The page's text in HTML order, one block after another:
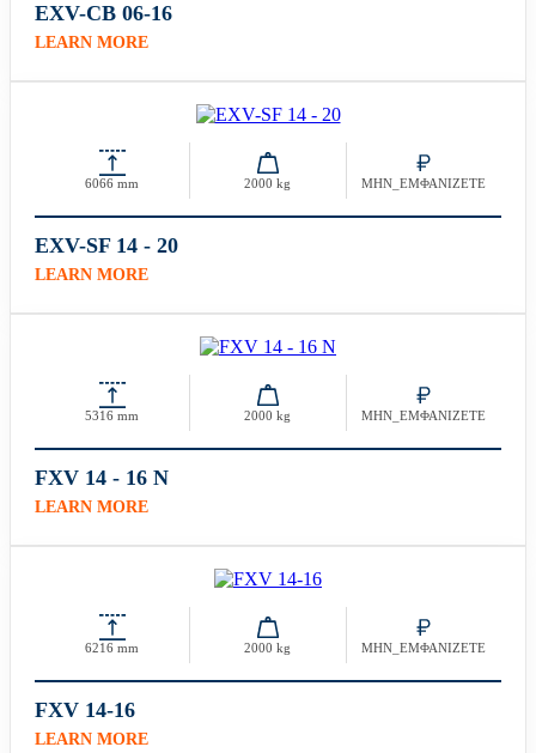
EXV-CB 06-16
LEARN MORE
6066 mm 2000 kg ΜΗΝ_ΕΜΦΑΝΙΖΕΤΕ
EXV-SF 14 - 20
LEARN MORE
5316 mm 2000 kg ΜΗΝ_ΕΜΦΑΝΙΖΕΤΕ
FXV 14 - 16 N
LEARN MORE
6216 mm 2000 kg ΜΗΝ_ΕΜΦΑΝΙΖΕΤΕ
FXV 14-16
LEARN MORE